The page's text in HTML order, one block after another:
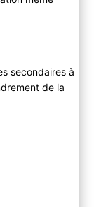
secondaires à
de la